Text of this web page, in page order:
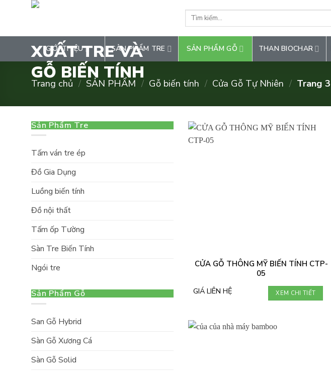
Tìm
GIỚI THIỆU SẢN PHẨM TRE SẢN PHẨM GỖ THAN BIOCHAR
Trang chủ / SẢN PHẨM / Gỗ biến tính / Cửa Gỗ Tự Nhiên / Trang 3
Sản Phẩm Tre
Tấm ván tre ép
Đồ Gia Dụng
Luồng biến tính
Đồ nội thất
Tấm ốp Tường
Sàn Tre Biến Tính
Ngói tre
Sản Phẩm Gỗ
San Gỗ Hybrid
Sàn Gỗ Xương Cá
Sàn Gỗ Solid
CỬA GỖ THÔNG MỸ BIẾN TÍNH CTP-
05
GIÁ LIÊN HỆ
XEM CHI TIẾT